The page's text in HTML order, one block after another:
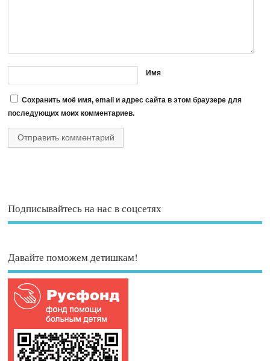
Имя
Сохранить моё имя, email и адрес сайта в этом браузере для
последующих моих комментариев.
Подписывайтесь на нас в соцсетях
Давайте поможем детишкам!